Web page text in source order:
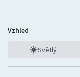
Vzhled
Světlý